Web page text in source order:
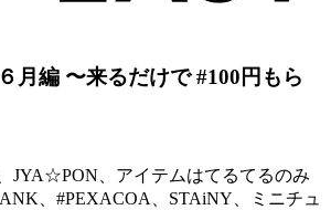
月編 〜来るだけで #100円もら
JYA☆PON、アイテムはてるてるのみ
、#PEXACOA、STAiNY、ミニチュ